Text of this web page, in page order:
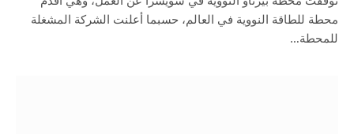
محطة للطاقة النووية في العالم، حسبما أعلنت الشركة المشغلة
للمحطة…